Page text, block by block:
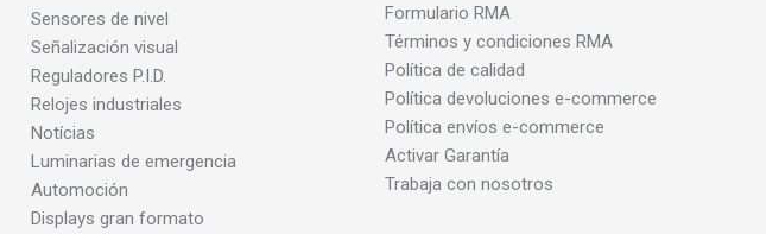
Sensores de nivel
Señalización visual
Reguladores P.I.D.
Relojes industriales
Notícias
Luminarias de emergencia
Automoción
Displays gran formato
Formulario RMA
Términos y condiciones RMA
Política de calidad
Política devoluciones e-commerce
Política envíos e-commerce
Activar Garantía
Trabaja con nosotros